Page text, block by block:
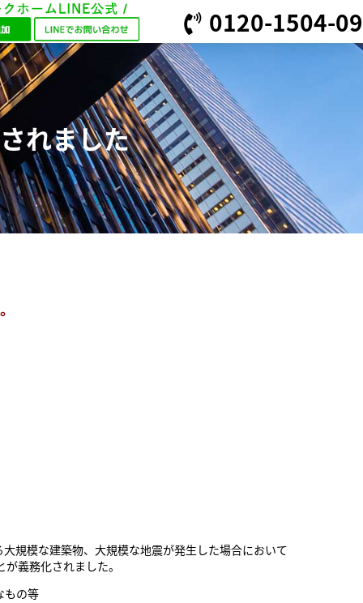
0120-1504-09
れました
規模な建築物、大規模な地震が発生した場合において
義務化されました。
もの等